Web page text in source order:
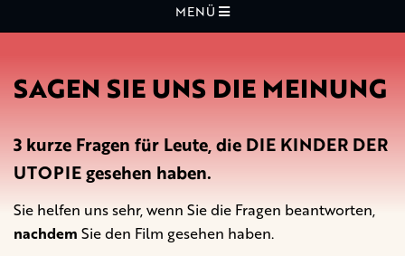
MENÜ
SAGEN SIE UNS DIE MEINUNG
3 kurze Fragen für Leute, die DIE KINDER DER
UTOPIE gesehen haben.
Sie helfen uns sehr, wenn Sie die Fragen beantworten,
nachdem Sie den Film gesehen haben.